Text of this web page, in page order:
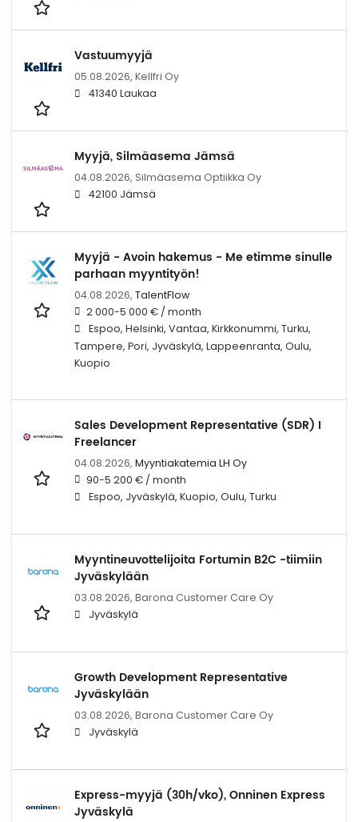
Vastuumyyjä
05.08.2026, Kellfri Oy
41340 Laukaa
Myyjä, Silmäasema Jämsä
04.08.2026, Silmäasema Optiikka Oy
42100 Jämsä
Myyjä - Avoin hakemus - Me etimme sinulle
parhaan myyntityön!
04.08.2026, TalentFlow
2 000-5 000 € / month
Espoo, Helsinki, Vantaa, Kirkkonummi, Turku,
Tampere, Pori, Jyväskylä, Lappeenranta, Oulu,
Kuopio
Sales Development Representative (SDR) I
Freelancer
04.08.2026, Myyntiakatemia LH Oy
90-5 200 € / month
Espoo, Jyväskylä, Kuopio, Oulu, Turku
Myyntineuvottelijoita Fortumin B2C -tiimiin
Jyväskylään
03.08.2026, Barona Customer Care Oy
Jyväskylä
Growth Development Representative
Jyväskylään
03.08.2026, Barona Customer Care Oy
Jyväskylä
Express-myyjä (30h/vko), Onninen Express
Jyväskylä